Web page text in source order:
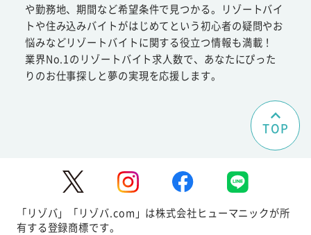
や勤務地、期間など希望条件で見つかる。リゾートバイ
トや住み込みバイトがはじめてという初心者の疑問やお
悩みなどリゾートバイトに関する役立つ情報も満載！
業界No.1のリゾートバイト求人数で、あなたにぴった
りのお仕事探しと夢の実現を応援します。
TOP
「リゾバ」「リゾバ.com」は株式会社ヒューマニックが所
有する登録商標です。